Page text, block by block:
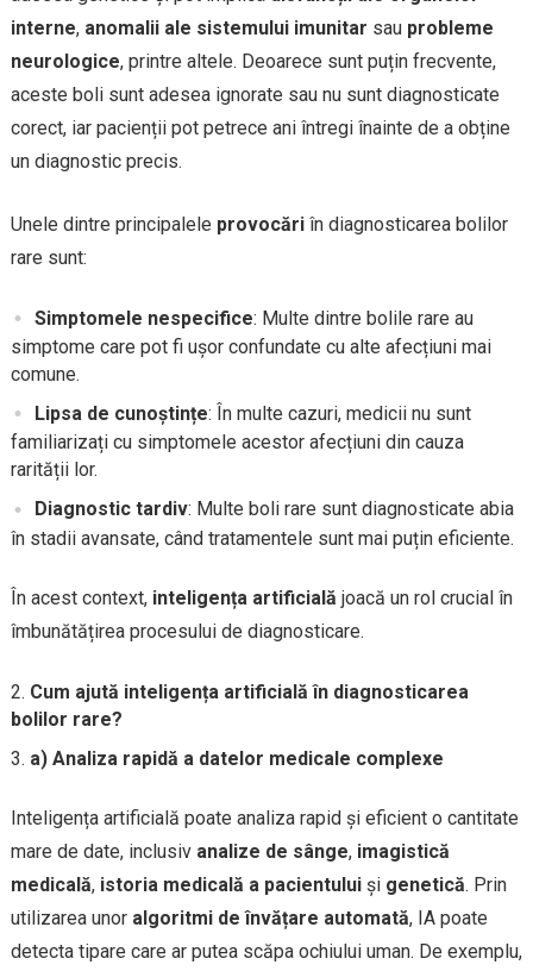
interne, anomalii ale sistemului imunitar sau probleme
neurologice, printre altele. Deoarece sunt puțin frecvente,
aceste boli sunt adesea ignorate sau nu sunt diagnosticate
corect, iar pacienții pot petrece ani întregi înainte de a obține
un diagnostic precis.
Unele dintre principalele provocăriîn diagnosticarea bolilor
rare sunt:
Simptomele nespecifice: Multe dintre bolile rare au
simptome care pot fi ușor confundate cu alte afecțiuni mai
comune.
Lipsa de cunoștințe: În multe cazuri, medicii nu sunt
familiarizați cu simptomele acestor afecțiuni din cauza
rarității lor.
Diagnostic tardiv: Multe boli rare sunt diagnosticate abia
în stadii avansate, când tratamentele sunt mai puțin eficiente.
În acest context, inteligența artificială joacă un rol crucial în
îmbunătățirea procesului de diagnosticare.
Cum ajută inteligența artificială în diagnosticarea
bolilor rare?
a) Analiza rapidă a datelor medicale complexe
Inteligența artificială poate analiza rapid și eficient o cantitate
mare de date, inclusiv analize de sânge, imagistică
medicală, istoria medicală a pacientuluiși genetică. Prin
utilizarea unor algoritmi de învățare automată, IA poate
detecta tipare care ar putea scăpa ochiului uman. De exemplu,